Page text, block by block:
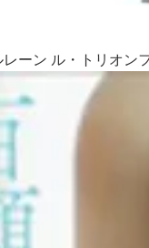
ーン ル・トリオン